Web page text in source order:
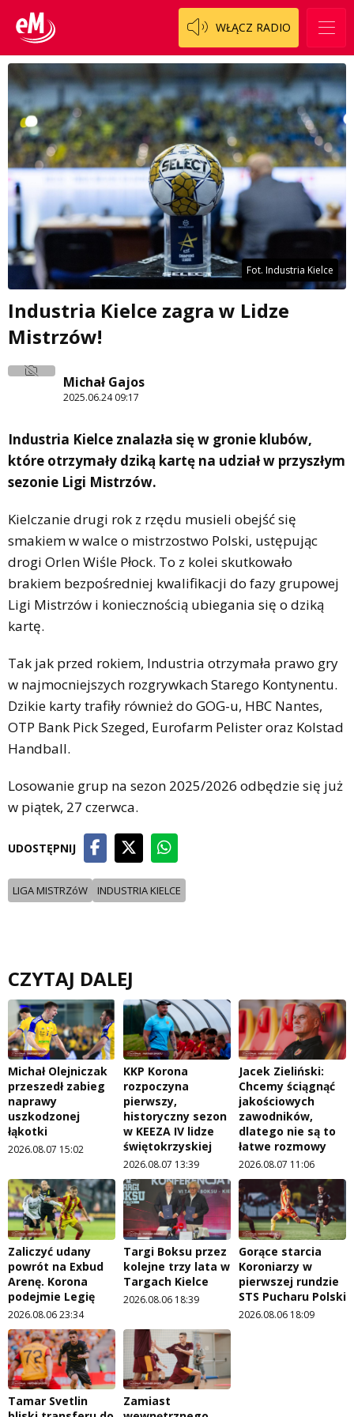
WŁĄCZ RADIO
Fot. Industria Kielce
Industria Kielce zagra w Lidze
Mistrzów!
Michał Gajos
2025.06.24 09:17
Industria Kielce znalazła się w gronie klubów,
które otrzymały dziką kartę na udział w przyszłym
sezonie Ligi Mistrzów.
Kielczanie drugi rok z rzędu musieli obejść się
smakiem w walce o mistrzostwo Polski, ustępując
drogi Orlen Wiśle Płock. To z kolei skutkowało
brakiem bezpośredniej kwalifikacji do fazy grupowej
Ligi Mistrzów i koniecznością ubiegania się o dziką
kartę.
Tak jak przed rokiem, Industria otrzymała prawo gry
w najmocniejszych rozgrywkach Starego Kontynentu.
Dzikie karty trafiły również do GOG-u, HBC Nantes,
OTP Bank Pick Szeged, Eurofarm Pelister oraz Kolstad
Handball.
Losowanie grup na sezon 2025/2026 odbędzie się już
w piątek, 27 czerwca.
UDOSTĘPNIJ
LIGA MISTRZóW INDUSTRIA KIELCE
CZYTAJ DALEJ
Michał Olejniczak
przeszedł zabieg
naprawy
uszkodzonej
łąkotki
2026.08.07 15:02
KKP Korona
rozpoczyna
pierwszy,
historyczny sezon
w KEEZA IV lidze
świętokrzyskiej
2026.08.07 13:39
Jacek Zieliński:
Chcemy ściągnąć
jakościowych
zawodników,
dlatego nie są to
łatwe rozmowy
2026.08.07 11:06
Zaliczyć udany
powrót na Exbud
Arenę. Korona
podejmie Legię
2026.08.06 23:34
Targi Boksu przez
kolejne trzy lata w
Targach Kielce
2026.08.06 18:39
Gorące starcia
Koroniarzy w
pierwszej rundzie
STS Pucharu Polski
2026.08.06 18:09
Tamar Svetlin
Zamiast